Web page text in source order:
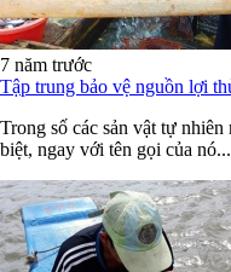
7 năm trước
Tập trung bảo vệ nguồn lợi
Trong số các sản vật tự
biệt, ngay với tên gọi của nó...